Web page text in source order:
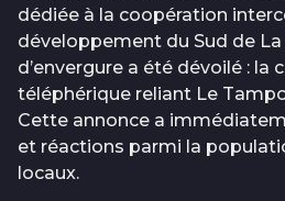
dédiée à la coopération
développement du Sud de
d’envergure a été dévoilé : la
téléphérique reliant Le
Cette annonce a
et réactions parmi la
locaux.